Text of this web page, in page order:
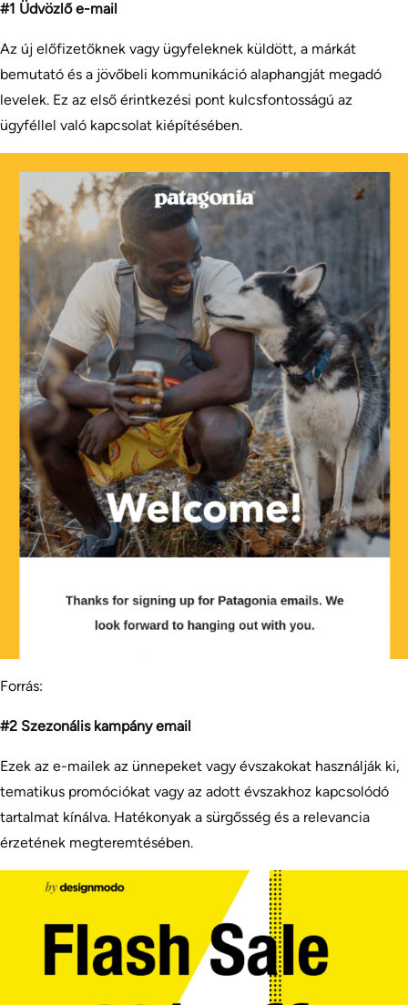
#1 Üdvözlő e-mail
Az új előfizetőknek vagy ügyfeleknek küldött, a márkát
bemutató és a jövőbeli kommunikáció alaphangját megadó
levelek. Ez az első érintkezési pont kulcsfontosságú az
ügyféllel való kapcsolat kiépítésében.
Forrás:
#2 Szezonális kampány email
Ezek az e-mailek az ünnepeket vagy évszakokat használják ki,
tematikus promóciókat vagy az adott évszakhoz kapcsolódó
tartalmat kínálva. Hatékonyak a sürgősség és a relevancia
érzetének megteremtésében.